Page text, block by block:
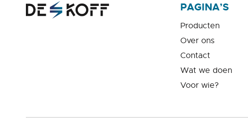
PAGINA’S
Producten
Over ons
Contact
Wat we doen
Voor wie?